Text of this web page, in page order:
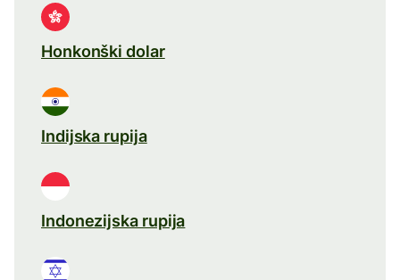
Honkonški dolar
Indijska rupija
Indonezijska rupija